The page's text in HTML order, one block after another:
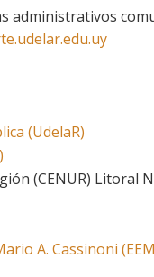
administrativos
(UdelaR)
(CENUR) Litoral
A. Cassinoni